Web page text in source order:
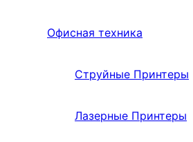
Офисная техника
Струйные Принтеры
Лазерные Принтеры